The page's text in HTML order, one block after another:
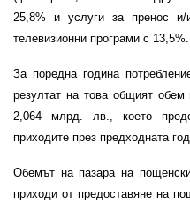
25,8% и услуги за пренос и/
телевизионни програми с 13,5%.
За поредна година
резултат на това общият обем
2,064 млрд. лв., което
приходите през предходната
Обемът на пазара на
приходи от предоставяне на